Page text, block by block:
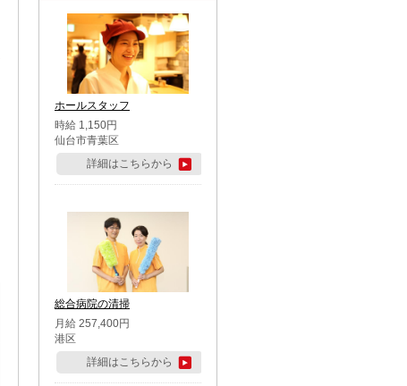
ホールスタッフ
時給 1,150円
仙台市青葉区
詳細はこちらから
総合病院の清掃
月給 257,400円
港区
詳細はこちらから